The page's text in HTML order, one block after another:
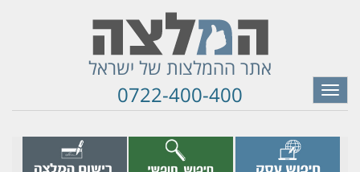
אתר ההמלצות של ישראל
0722-400-400
Toggle
navigation